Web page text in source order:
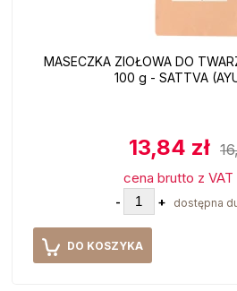
MASECZKA ZIOŁOWA DO
100 g - SATTVA
13,84 zł
cena brutto z VAT
- + dostępna
DO KOSZYKA